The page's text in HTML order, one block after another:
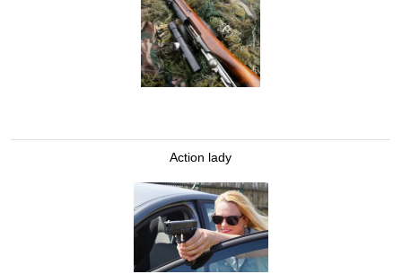
Action lady